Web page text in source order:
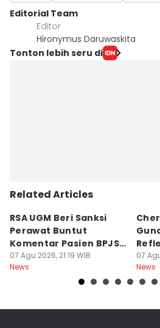
Editorial Team
Editor
Hironymus Daruwaskita
Tonton lebih seru di
Related Articles
RSA UGM Beri Sanksi
Perawat Buntut
Komentar Pasien BPJS
di Medsos
07 Agu 2026, 21:19 WIB
News
07
News